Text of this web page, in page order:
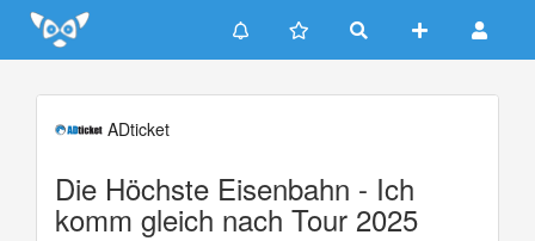
Update cookies preferences
ADticket
Die Höchste Eisenbahn - Ich
komm gleich nach Tour 2025